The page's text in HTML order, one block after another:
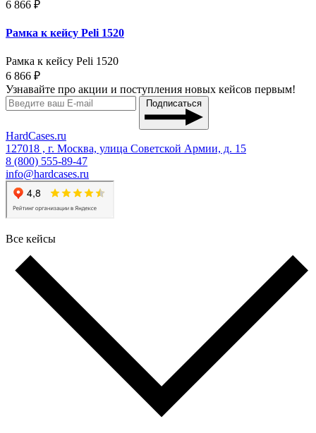
6 866 ₽
Рамка к кейсу Peli 1520
Рамка к кейсу Peli 1520
6 866 ₽
Узнавайте про акции и поступления новых кейсов первым!
Подписаться
HardCases.ru
127018 , г. Москва, улица Советской Армии, д. 15
8 (800) 555-89-47
info@hardcases.ru
Все кейсы